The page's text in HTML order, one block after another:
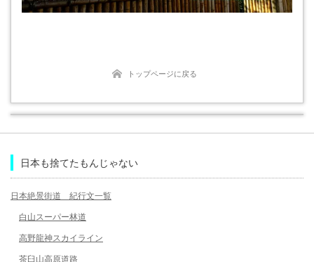
トップページに戻る
日本も捨てたもんじゃない
日本絶景街道 紀行文一覧
白山スーパー林道
高野龍神スカイライン
茶臼山高原道路